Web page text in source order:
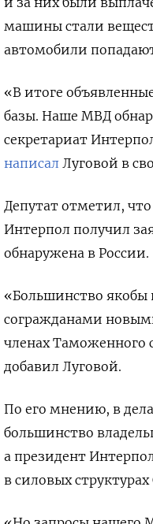
машины стали
автомобили
«В итоге
базы. Наше МВД
секретариат
написал Луговой в
Депутат отметил,
Интерпол получил
обнаружена в России.
«Большинство
согражданами
членах Таможенного
добавил Луговой.
По его мнению, в
большинство
а президент
в силовых